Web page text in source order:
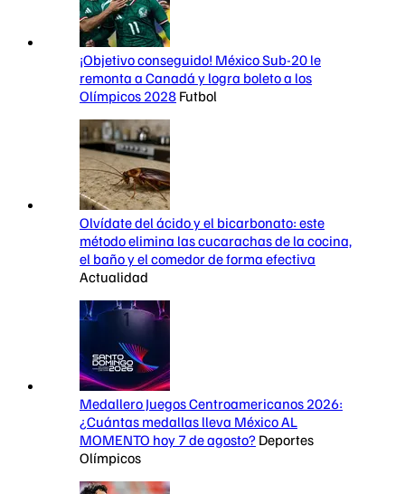
¡Objetivo conseguido! México Sub-20 le
remonta a Canadá y logra boleto a los
Olímpicos 2028 Futbol
Olvídate del ácido y el bicarbonato: este
método elimina las cucarachas de la cocina,
el baño y el comedor de forma efectiva
Actualidad
Medallero Juegos Centroamericanos 2026:
¿Cuántas medallas lleva México AL
MOMENTO hoy 7 de agosto? Deportes
Olímpicos